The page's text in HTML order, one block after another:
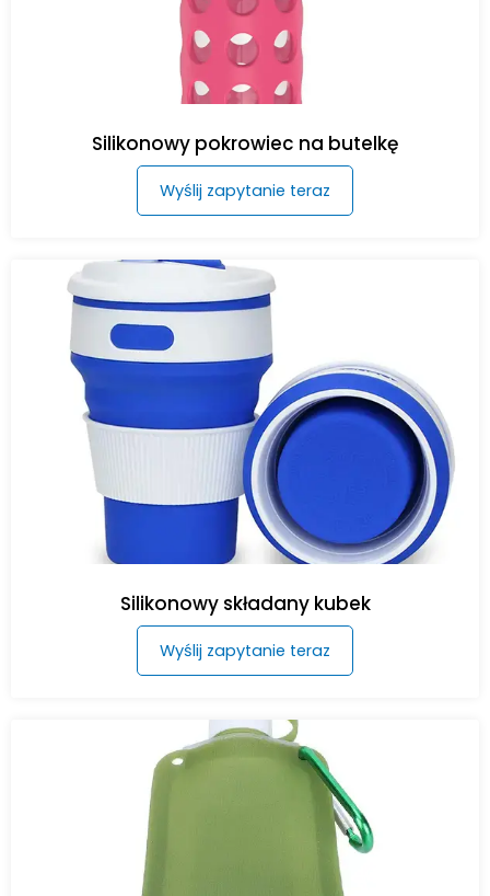
Silikonowy pokrowiec na butelkę
Wyślij zapytanie teraz
Silikonowy składany kubek
Wyślij zapytanie teraz